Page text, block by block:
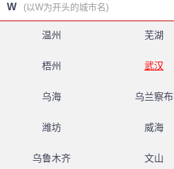
W (以W为开头的城市名)
温州 芜湖
梧州 武汉
乌海 乌兰察布
潍坊 威海
乌鲁木齐 文山